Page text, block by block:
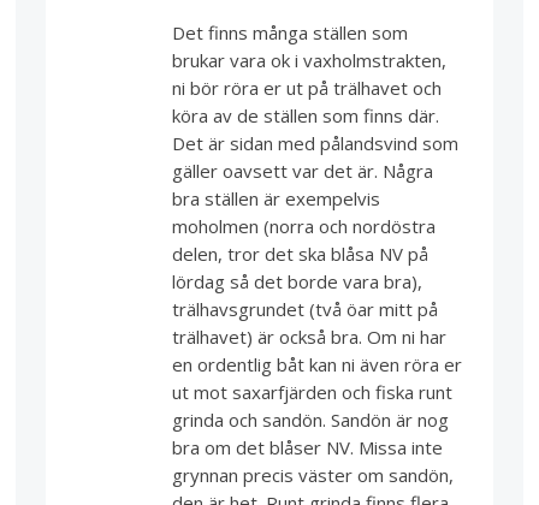
Det finns många ställen som
brukar vara ok i vaxholmstrakten,
ni bör röra er ut på trälhavet och
köra av de ställen som finns där.
Det är sidan med pålandsvind som
gäller oavsett var det är. Några
bra ställen är exempelvis
moholmen (norra och nordöstra
delen, tror det ska blåsa NV på
lördag så det borde vara bra),
trälhavsgrundet (två öar mitt på
trälhavet) är också bra. Om ni har
en ordentlig båt kan ni även röra er
ut mot saxarfjärden och fiska runt
grinda och sandön. Sandön är nog
bra om det blåser NV. Missa inte
grynnan precis väster om sandön,